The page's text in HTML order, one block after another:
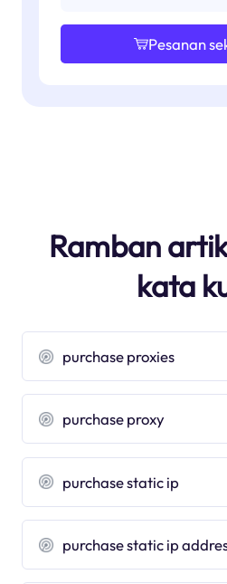
Pesanan
Ramban
kata
purchase proxies
purchase proxy
purchase static ip
purchase static ip